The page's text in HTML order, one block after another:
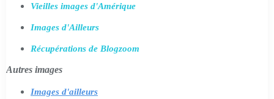
Vieilles images d'Amérique
Images d'Ailleurs
Récupérations de Blogzoom
Autres images
Images d'ailleurs